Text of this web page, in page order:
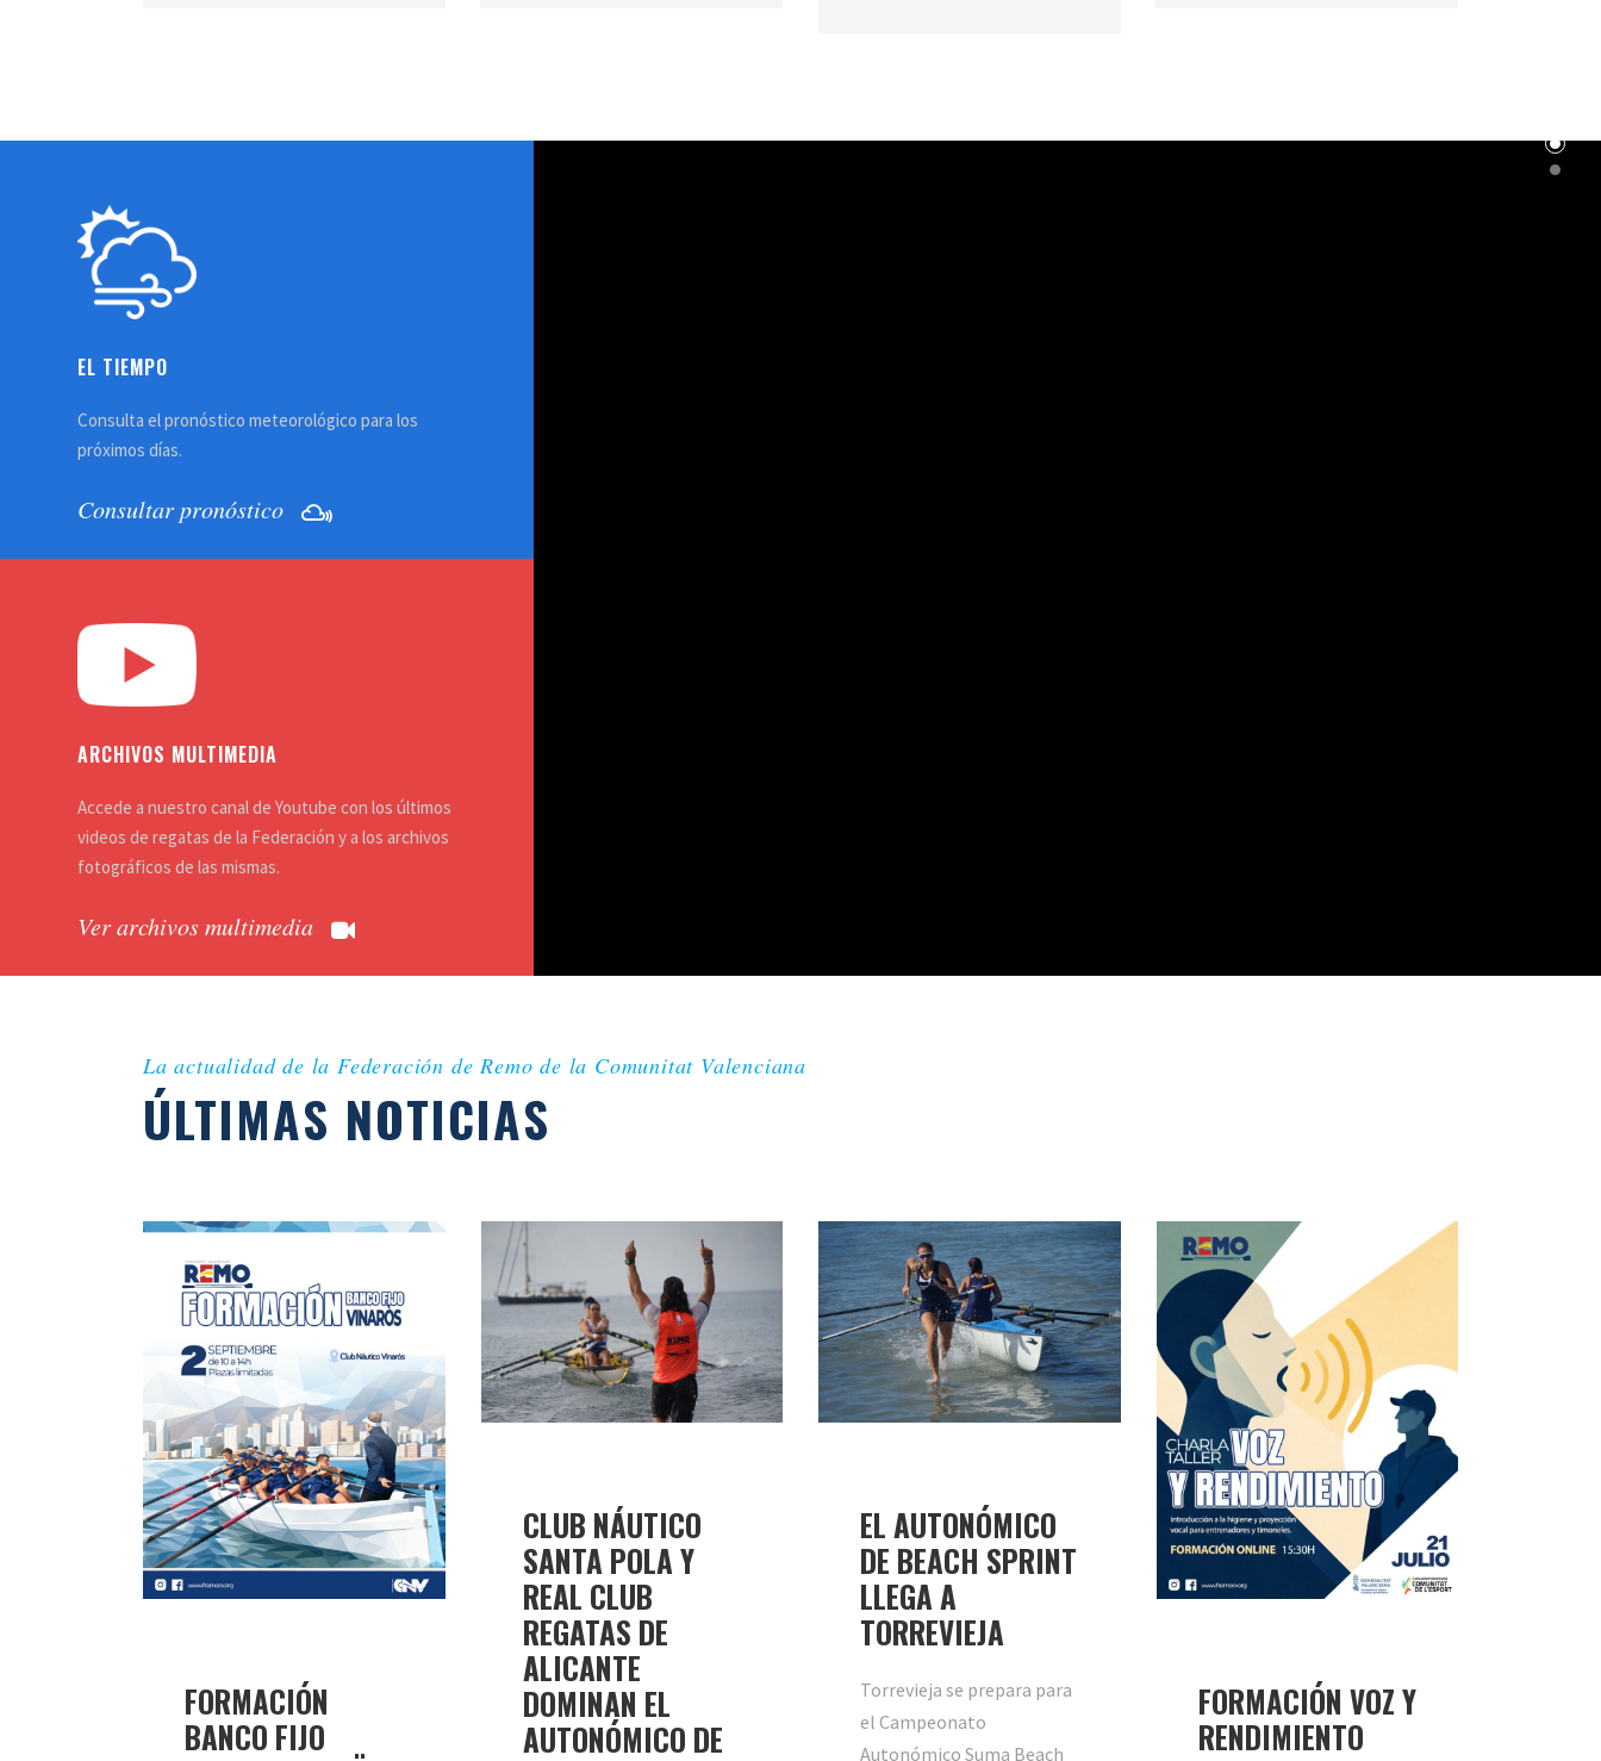
EL TIEMPO
Consulta el pronóstico meteorológico para los
próximos días.
Consultar pronóstico
ARCHIVOS MULTIMEDIA
Accede a nuestro canal de Youtube con los últimos
videos de regatas de la Federación y a los archivos
fotográficos de las mismas.
Ver archivos multimedia
La actualidad de la Federación de Remo de la Comunitat Valenciana
ÚLTIMAS NOTICIAS
FORMACIÓN
BANCO FIJO
CLUB NÁUTICO
SANTA POLA Y
REAL CLUB
REGATAS DE
ALICANTE
DOMINAN EL
AUTONÓMICO DE
EL AUTONÓMICO
DE BEACH SPRINT
LLEGA A
TORREVIEJA
Torrevieja se prepara para
el Campeonato
Autonómico Suma Beach
FORMACIÓN VOZ Y
RENDIMIENTO